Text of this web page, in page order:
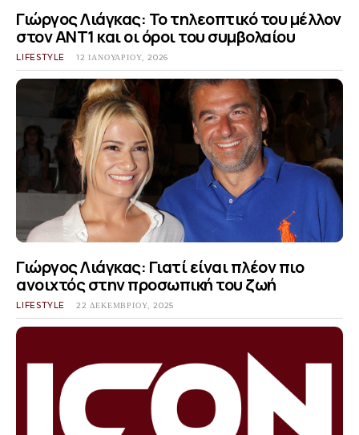
Γιώργος Λιάγκας: Το τηλεοπτικό του μέλλον
στον ΑΝΤ1 και οι όροι του συμβολαίου
LIFESTYLE 12 ΙΑΝΟΥΑΡΊΟΥ, 2026
Γιώργος Λιάγκας: Γιατί είναι πλέον πιο
ανοιχτός στην προσωπική του ζωή
LIFESTYLE 22 ΔΕΚΕΜΒΡΊΟΥ, 2025